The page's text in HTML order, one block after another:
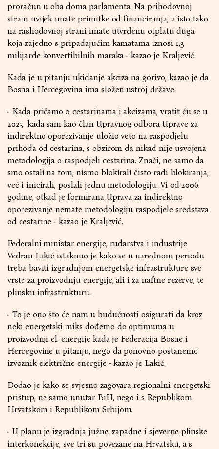
proračun u oba doma parlamenta. Na prihodovnoj
strani uvijek imate primitke od financiranja, a isto tako
na rashodovnoj strani imate utvrđenu otplatu duga
koja zajedno s pripadajućim kamatama iznosi 1,3
milijarde konvertibilnih maraka - kazao je Kraljević.
Kada je u pitanju ukidanje akciza na gorivo, kazao je da
Bosna i Hercegovina ima složen ustroj države.
- Kada pričamo o cestarinama i akcizama, vratit ću se u
2023. kada sam kao član Upravnog odbora Uprave za
indirektno oporezivanje uložio veto na raspodjelu
prihoda od cestarina, s obzirom da nikad nije usvojena
metodologija o raspodjeli cestarina. Znači, ne samo da
smo ostali na tom, nismo blokirali čisto radi blokiranja,
već i inicirali, poslali jednu metodologiju. Vi od 2006.
godine, otkad je formirana Uprava za indirektno
oporezivanje nemate metodologiju raspodjele sredstava
od cestarine - kazao je Kraljević.
Federalni ministar energije, rudarstva i industrije
Vedran Lakić istaknuo je kako se u narednom periodu
treba baviti izgradnjom energetske infrastrukture sve
vrste za proizvodnju energije, ali i za naftne rezerve, te
plinsku infrastrukturu.
- To je ono što će nam u budućnosti osigurati da kroz
neki energetski miks dođemo do optimuma u
proizvodnji el. energije kada je Federacija Bosne i
Hercegovine u pitanju, nego da ponovno postanemo
izvoznik električne energije - kazao je Lakić.
Dodao je kako se svjesno zagovara regionalni energetski
pristup, ne samo unutar BiH, nego i s Republikom
Hrvatskom i Republikom Srbijom.
- U planu je izgradnja južne, zapadne i sjeverne plinske
interkonekcije, sve tri su povezane na Hrvatsku, a s